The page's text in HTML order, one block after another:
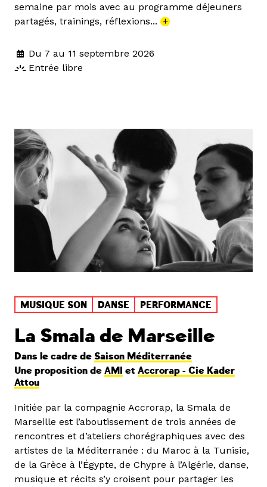
semaine par mois avec au programme déjeuners
partagés, trainings, réflexions... +
Du 7 au 11 septembre 2026
Entrée libre
MUSIQUE SON DANSE PERFORMANCE
La Smala de Marseille
Dans le cadre de Saison Méditerranée
Une proposition de AMI et Accrorap - Cie Kader
Attou
Initiée par la compagnie Accrorap, la Smala de
Marseille est l’aboutissement de trois années de
rencontres et d’ateliers chorégraphiques avec des
artistes de la Méditerranée : du Maroc à la Tunisie,
de la Grèce à l’Égypte, de Chypre à l’Algérie, danse,
musique et récits s’y croisent pour partager les